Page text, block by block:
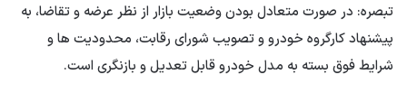
تبصره: در صورت متعادل بودن وضعیت بازار از نظر عرضه و تقاضا، به
پیشنهاد کارگروه خودرو و تصویب شورای رقابت، محدودیت ها و
شرایط فوق بسته به مدل خودرو قابل تعدیل و بازنگری است.